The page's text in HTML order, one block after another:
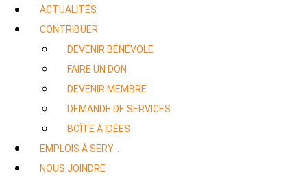
ACTUALITÉS
CONTRIBUER
DEVENIR BÉNÉVOLE
FAIRE UN DON
DEVENIR MEMBRE
DEMANDE DE SERVICES
BOÎTE À IDÉES
EMPLOIS À SERY…
NOUS JOINDRE